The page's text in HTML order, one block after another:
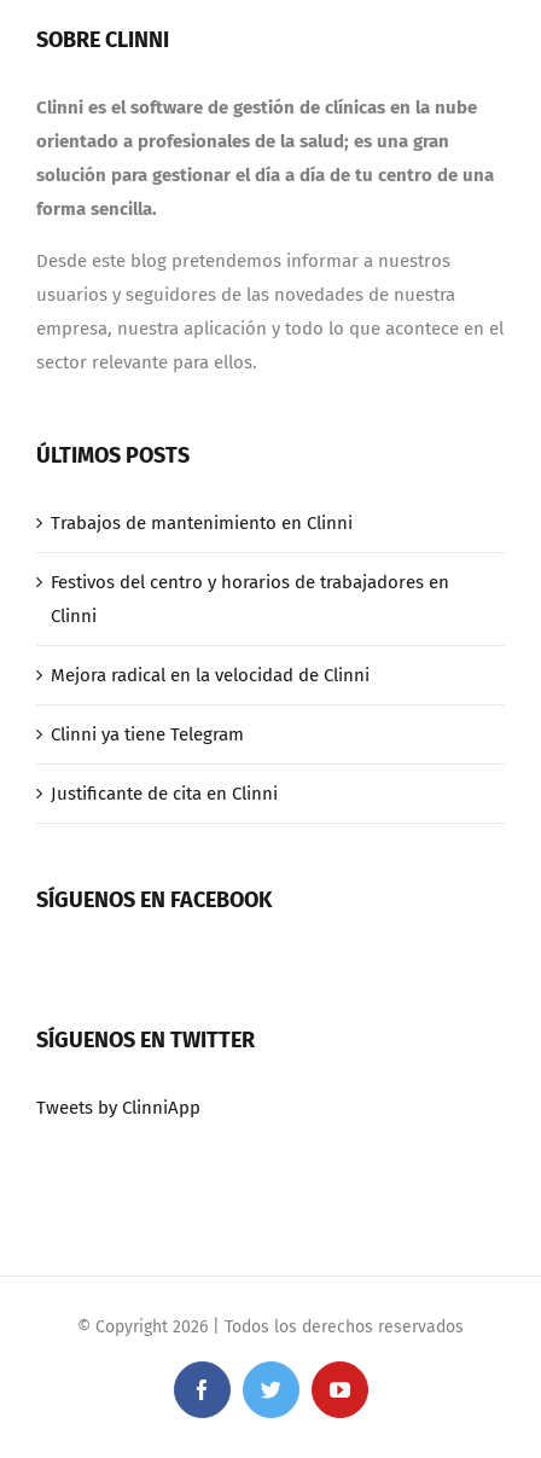
SOBRE CLINNI
Clinni es el software de gestión de clínicas en la nube
orientado a profesionales de la salud; es una gran
solución para gestionar el día a día de tu centro de una
forma sencilla.
Desde este blog pretendemos informar a nuestros
usuarios y seguidores de las novedades de nuestra
empresa, nuestra aplicación y todo lo que acontece en el
sector relevante para ellos.
ÚLTIMOS POSTS
Trabajos de mantenimiento en Clinni
Festivos del centro y horarios de trabajadores en
Clinni
Mejora radical en la velocidad de Clinni
Clinni ya tiene Telegram
Justificante de cita en Clinni
SÍGUENOS EN FACEBOOK
SÍGUENOS EN TWITTER
Tweets by ClinniApp
© Copyright 2026 | Todos los derechos reservados
FacebookTwitter YouTube